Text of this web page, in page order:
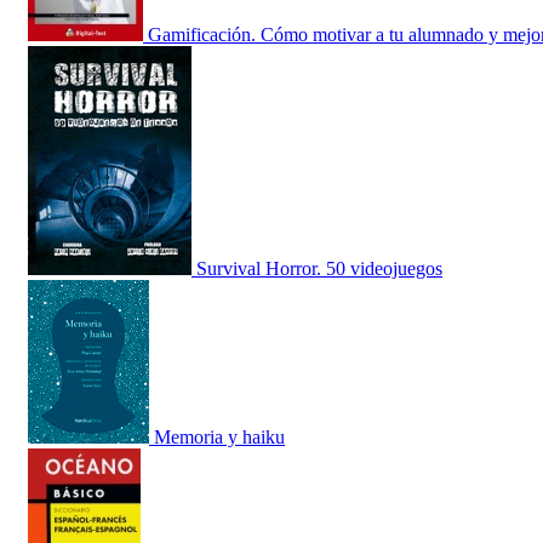
Gamificación. Cómo motivar a tu alumnado y
Survival Horror. 50 videojuegos
Memoria y haiku